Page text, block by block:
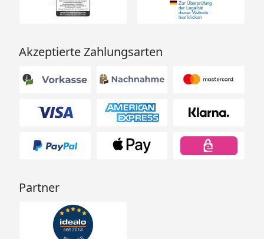
Akzeptierte Zahlungsarten
Partner